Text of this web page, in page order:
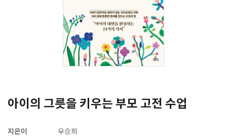
아이의 그릇을 키우는 부모 고전 수업
지은이
우승희